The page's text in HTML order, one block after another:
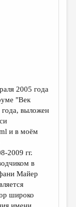
2005 года
"Век
года, выложен
и в моём
2009 гг.
в
Майер
широко